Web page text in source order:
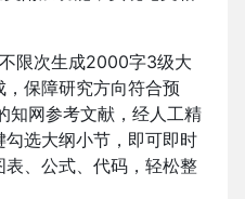
不限次生成2000字3级大
保障研究方向符合预
知网参考文献，经人工精
选大纲小节，即可即时
、公式、代码，轻松整